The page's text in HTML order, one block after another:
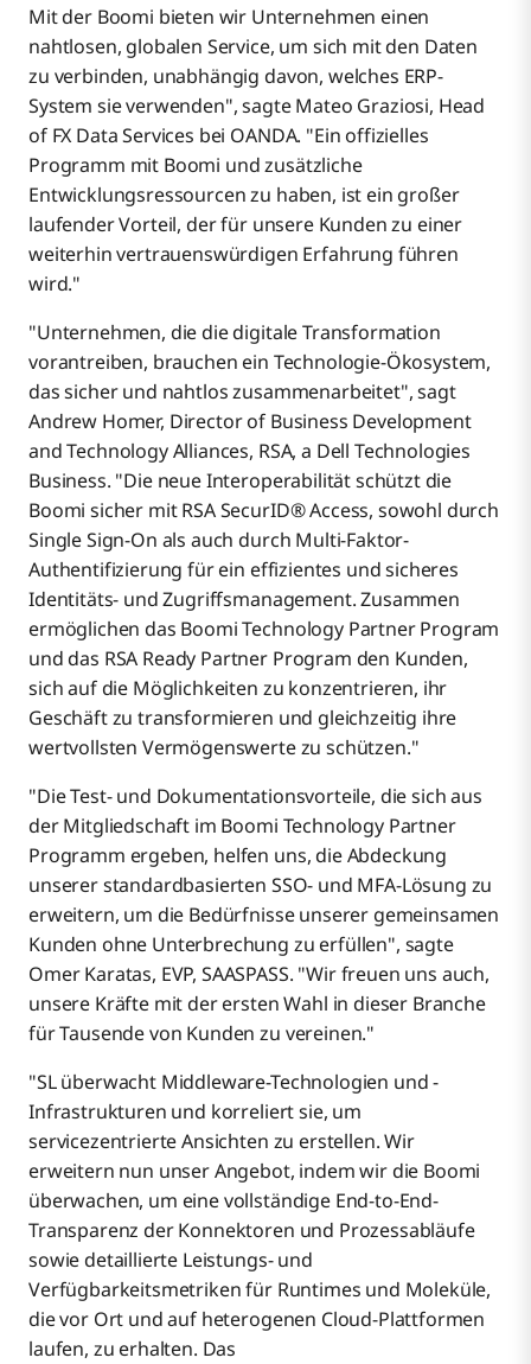
Mit der Boomi bieten wir Unternehmen einen
nahtlosen, globalen Service, um sich mit den Daten
zu verbinden, unabhängig davon, welches ERP-
System sie verwenden", sagte Mateo Graziosi, Head
of FX Data Services bei OANDA. "Ein offizielles
Programm mit Boomi und zusätzliche
Entwicklungsressourcen zu haben, ist ein großer
laufender Vorteil, der für unsere Kunden zu einer
weiterhin vertrauenswürdigen Erfahrung führen
wird."
"Unternehmen, die die digitale Transformation
vorantreiben, brauchen ein Technologie-Ökosystem,
das sicher und nahtlos zusammenarbeitet", sagt
Andrew Homer, Director of Business Development
and Technology Alliances, RSA, a Dell Technologies
Business. "Die neue Interoperabilität schützt die
Boomi sicher mit RSA SecurID® Access, sowohl durch
Single Sign-On als auch durch Multi-Faktor-
Authentifizierung für ein effizientes und sicheres
Identitäts- und Zugriffsmanagement. Zusammen
ermöglichen das Boomi Technology Partner Program
und das RSA Ready Partner Program den Kunden,
sich auf die Möglichkeiten zu konzentrieren, ihr
Geschäft zu transformieren und gleichzeitig ihre
wertvollsten Vermögenswerte zu schützen."
"Die Test- und Dokumentationsvorteile, die sich aus
der Mitgliedschaft im Boomi Technology Partner
Programm ergeben, helfen uns, die Abdeckung
unserer standardbasierten SSO- und MFA-Lösung zu
erweitern, um die Bedürfnisse unserer gemeinsamen
Kunden ohne Unterbrechung zu erfüllen", sagte
Omer Karatas, EVP, SAASPASS. "Wir freuen uns auch,
unsere Kräfte mit der ersten Wahl in dieser Branche
für Tausende von Kunden zu vereinen."
"SL überwacht Middleware-Technologien und -
Infrastrukturen und korreliert sie, um
servicezentrierte Ansichten zu erstellen. Wir
erweitern nun unser Angebot, indem wir die Boomi
überwachen, um eine vollständige End-to-End-
Transparenz der Konnektoren und Prozessabläufe
sowie detaillierte Leistungs- und
Verfügbarkeitsmetriken für Runtimes und Moleküle,
die vor Ort und auf heterogenen Cloud-Plattformen
laufen, zu erhalten. Das